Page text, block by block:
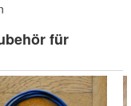
für